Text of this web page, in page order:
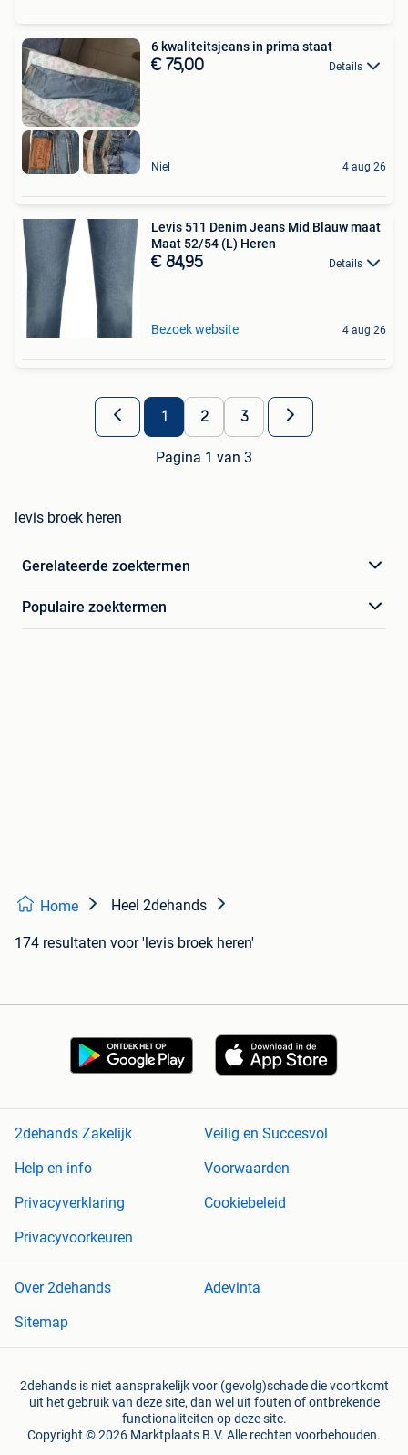
6 kwaliteitsjeans in prima staat
€ 75,00 Details
Niel 4 aug 26
Levis 511 Denim Jeans Mid Blauw maat
Maat 52/54 (L) Heren
€ 84,95 Details
Bezoek website 4 aug 26
1 2 3
Pagina 1 van 3
levis broek heren
Gerelateerde zoektermen
Populaire zoektermen
Home Heel 2dehands
174 resultaten voor 'levis broek heren'
2dehands Zakelijk
Veilig en Succesvol
Help en info
Voorwaarden
Privacyverklaring
Cookiebeleid
Privacyvoorkeuren
Over 2dehands
Adevinta
Sitemap
2dehands is niet aansprakelijk voor (gevolg)schade die voortkomt
uit het gebruik van deze site, dan wel uit fouten of ontbrekende
functionaliteiten op deze site.
Copyright © 2026 Marktplaats B.V. Alle rechten voorbehouden.